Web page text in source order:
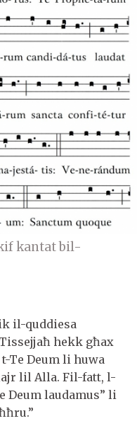
kantat bil-
il-quddiesa
hekk għax
Te Deum li huwa
lil Alla. Fil-fatt, l-
Deum laudamus” li